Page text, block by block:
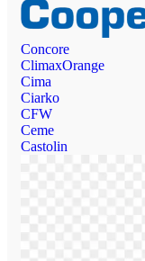
Concore
ClimaxOrange
Cima
Ciarko
CFW
Ceme
Castolin